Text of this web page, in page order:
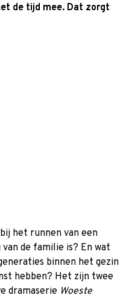
de tijd mee. Dat zorgt
het runnen van een
de familie is? En wat
binnen het gezin
hebben? Het zijn twee
dramaserie Woeste